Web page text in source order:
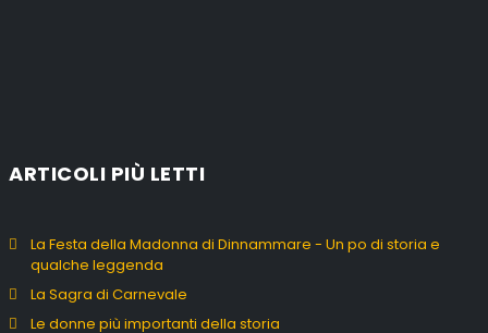
ARTICOLI PIÙ LETTI
La Festa della Madonna di Dinnammare - Un po di storia e
qualche leggenda
La Sagra di Carnevale
Le donne più importanti della storia